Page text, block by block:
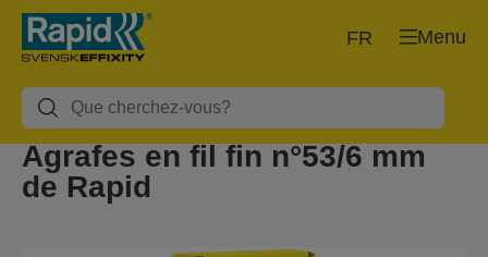
Menu
FR
Agrafes en fil fin n°53/6 mm
de Rapid